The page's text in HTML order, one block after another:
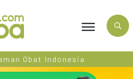
Obat Indonesia